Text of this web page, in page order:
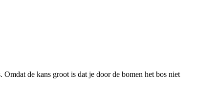
de kans groot is dat je door de bomen het bos niet